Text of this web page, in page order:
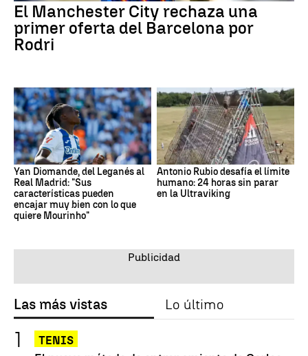
El Manchester City rechaza una
primer oferta del Barcelona por
Rodri
Yan Diomande, del Leganés al
Real Madrid: "Sus
características pueden
encajar muy bien con lo que
quiere Mourinho"
Antonio Rubio desafía el límite
humano: 24 horas sin parar
en la Ultraviking
Las más vistas Lo último
TENIS